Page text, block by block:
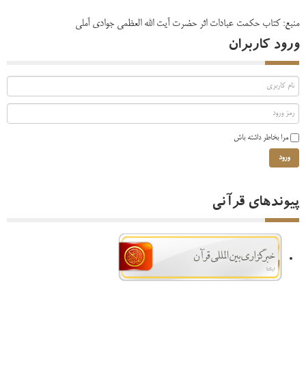
منبع: کتاب حکمت عبادات اثر حضرت آیت الله العظمی جوادی آملی
ورود کاربران
مرا بخاطر داشته باش
ورود
پیوندهای قرآنی